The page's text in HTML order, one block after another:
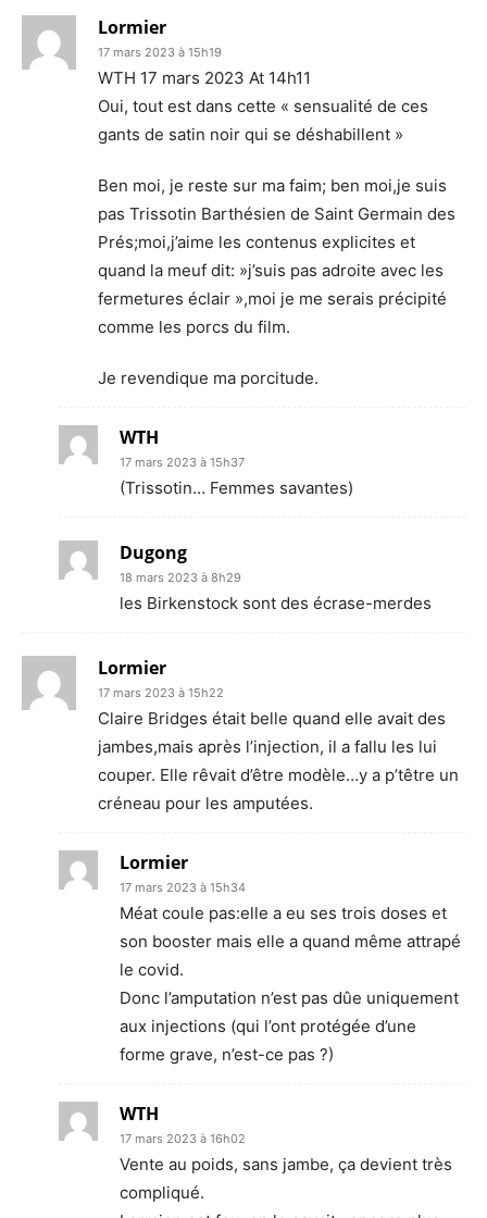
Lormier
17 mars 2023 à 15h19
WTH 17 mars 2023 At 14h11
Oui, tout est dans cette « sensualité de ces
gants de satin noir qui se déshabillent »
Ben moi, je reste sur ma faim; ben moi,je suis
pas Trissotin Barthésien de Saint Germain des
Prés;moi,j’aime les contenus explicites et
quand la meuf dit: »j’suis pas adroite avec les
fermetures éclair »,moi je me serais précipité
comme les porcs du film.
Je revendique ma porcitude.
WTH
17 mars 2023 à 15h37
(Trissotin… Femmes savantes)
Dugong
18 mars 2023 à 8h29
les Birkenstock sont des écrase-merdes
Lormier
17 mars 2023 à 15h22
Claire Bridges était belle quand elle avait des
jambes,mais après l’injection, il a fallu les lui
couper. Elle rêvait d’être modèle…y a p’têtre un
créneau pour les amputées.
Lormier
17 mars 2023 à 15h34
Méat coule pas:elle a eu ses trois doses et
son booster mais elle a quand même attrapé
le covid.
Donc l’amputation n’est pas dûe uniquement
aux injections (qui l’ont protégée d’une
forme grave, n’est-ce pas ?)
WTH
17 mars 2023 à 16h02
Vente au poids, sans jambe, ça devient très
compliqué.